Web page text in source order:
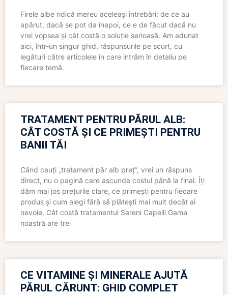
Firele albe ridică mereu aceleași întrebări: de ce au
apărut, dacă se pot da înapoi, ce e de făcut dacă nu
vrei vopsea și cât costă o soluție serioasă. Am adunat
aici, într-un singur ghid, răspunsurile pe scurt, cu
legături către articolele în care intrăm în detaliu pe
fiecare temă.
TRATAMENT PENTRU PĂRUL ALB:
CÂT COSTĂ ȘI CE PRIMEȘTI PENTRU
BANII TĂI
Când cauți „tratament păr alb preț”, vrei un răspuns
direct, nu o pagină care ascunde costul până la final. Îți
dăm mai jos prețurile clare, ce primești pentru fiecare
produs și cum alegi fără să plătești mai mult decât ai
nevoie. Cât costă tratamentul Sereni Capelli Gama
noastră are trei
CE VITAMINE ȘI MINERALE AJUTĂ
PĂRUL CĂRUNT: GHID COMPLET